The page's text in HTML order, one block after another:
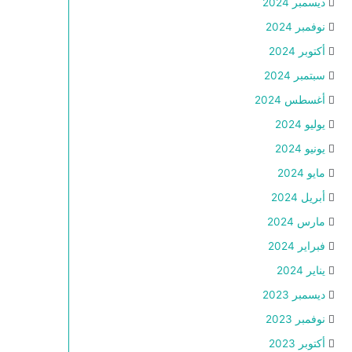
نوفمبر 2024
أكتوبر 2024
سبتمبر 2024
أغسطس 2024
يوليو 2024
يونيو 2024
مايو 2024
أبريل 2024
مارس 2024
فبراير 2024
يناير 2024
ديسمبر 2023
نوفمبر 2023
أكتوبر 2023